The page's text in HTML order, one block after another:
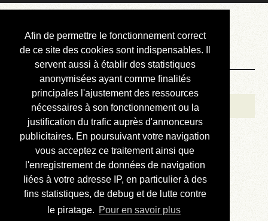
Afin de permettre le fonctionnement correct
de ce site des cookies sont indispensables. Il
servent aussi à établir des statistiques
anonymisées ayant comme finalités
principales l'ajustement des ressources
nécessaires à son fonctionnement ou la
justification du trafic auprès d'annonceurs
publicitaires. En poursuivant votre navigation
vous acceptez ce traitement ainsi que
l'enregistrement de données de navigation
liées à votre adresse IP, en particulier à des
fins statistiques, de debug et de lutte contre
le piratage. Pour en savoir plus
Courbis, « LE »
Blog Officiel
Bienvenue
Réalisations
Divers (et d’été)
Annonces
Liens externes
Téléchargement